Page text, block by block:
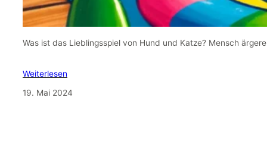
Was ist das Lieblingsspiel von Hund und Katze? Mensch
Weiterlesen
19. Mai 2024